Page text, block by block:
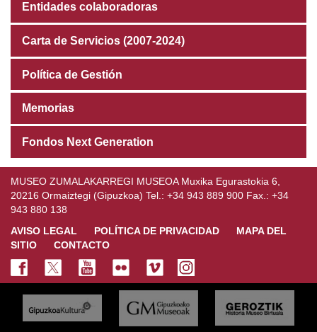
Entidades colaboradoras
Carta de Servicios (2007-2024)
Política de Gestión
Memorias
Fondos Next Generation
MUSEO ZUMALAKARREGI MUSEOA Muxika Egurastokia 6,
20216 Ormaiztegi (Gipuzkoa) Tel.: +34 943 889 900 Fax.: +34
943 880 138
AVISO LEGAL
POLÍTICA DE PRIVACIDAD
MAPA DEL
SITIO
CONTACTO